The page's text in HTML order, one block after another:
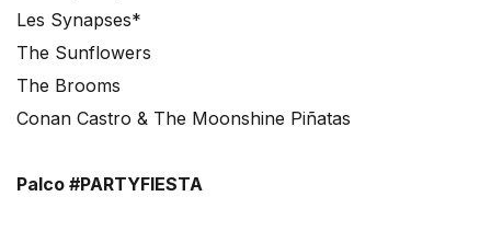
Les Synapses*
The Sunflowers
The Brooms
Conan Castro & The Moonshine Piñatas
Palco #PARTYFIESTA